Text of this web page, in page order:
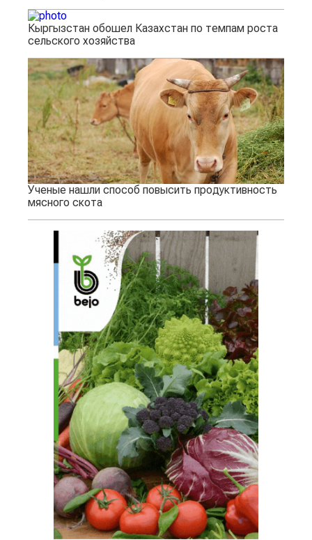
Кыргызстан обошел Казахстан по темпам роста
сельского хозяйства
Ученые нашли способ повысить продуктивность
мясного скота